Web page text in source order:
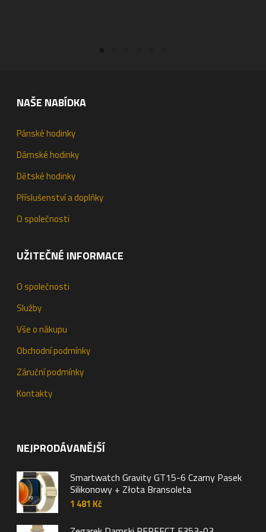
NAŠE NABÍDKA
Pánské hodinky
Dámské hodinky
Dětské hodinky
Příslušenství a doplňky
O společnosti
UŽITEČNÉ INFORMACE
O společnosti
Služby
Vše o nákupu
Obchodní podmínky
Záruční podmínky
Kontakty
NEJPRODÁVANĚJŠÍ
Smartwatch Gravity GT15-6 Czarny Pasek
Silikonowy + Złota Bransoleta
1 481 Kč